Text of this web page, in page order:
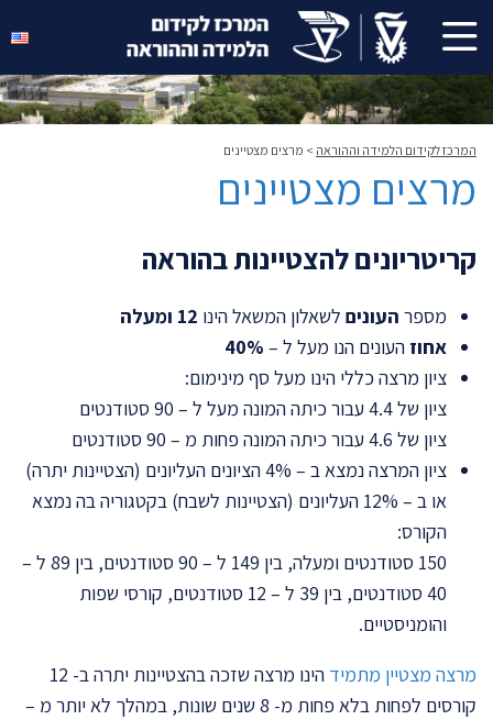
המרכז לקידום הלמידה וההוראה > מרצים מצטיינים
מרצים מצטיינים
קריטריונים להצטיינות בהוראה
מספר העונים לשאלון המשאל הינו 12 ומעלה
אחוז העונים הנו מעל ל – 40%
ציון מרצה כללי הינו מעל סף מינימום:
ציון של 4.4 עבור כיתה המונה מעל ל – 90 סטודנטים
ציון של 4.6 עבור כיתה המונה פחות מ – 90 סטודנטים
ציון המרצה נמצא ב – 4% הציונים העליונים (הצטיינות יתרה)
או ב – 12% העליונים (הצטיינות לשבח) בקטגוריה בה נמצא
הקורס:
150 סטודנטים ומעלה, בין 149 ל – 90 סטודנטים, בין 89 ל –
40 סטודנטים, בין 39 ל – 12 סטודנטים, קורסי שפות
והומניסטיים.
מרצה מצטיין מתמיד
הינו מרצה שזכה בהצטיינות יתרה ב- 12
קורסים לפחות בלא פחות מ- 8 שנים שונות, במהלך לא יותר מ –